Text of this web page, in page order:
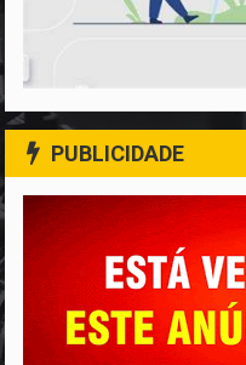
PUBLICIDADE